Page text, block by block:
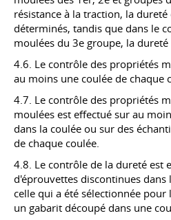
résistance à la traction, la
déterminés, tandis que dans le
moulées du 3e groupe, la
4.6. Le contrôle des propriétés
au moins une coulée de chaque
4.7. Le contrôle des propriétés
moulées est effectué sur au
dans la coulée ou sur des
de chaque coulée.
4.8. Le contrôle de la dureté est
d'éprouvettes discontinues
celle qui a été sélectionnée
un gabarit découpé dans une